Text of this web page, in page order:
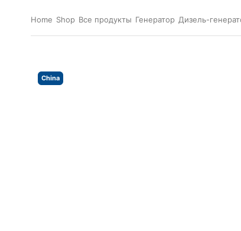
Home Shop Все продукты Генератор Дизель-
China